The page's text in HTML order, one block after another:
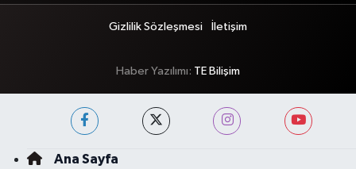
Gizlilik Sözleşmesi İletişim
Haber Yazılımı: TE Bilişim
Ana Sayfa